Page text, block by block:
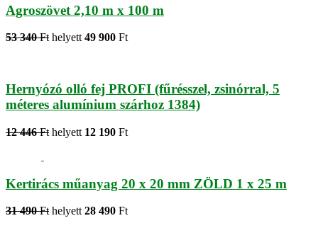
Agroszövet 2,10 m x 100 m
53 340 Fthelyett49 900 Ft
Hernyózó olló fej PROFI (fűrésszel, zsinórral, 5
méteres alumínium szárhoz 1384)
12 446 Ft helyett 12 190 Ft
Kertirács műanyag 20 x 20 mm ZÖLD 1 x 25 m
31 490 Ft helyett 28 490 Ft